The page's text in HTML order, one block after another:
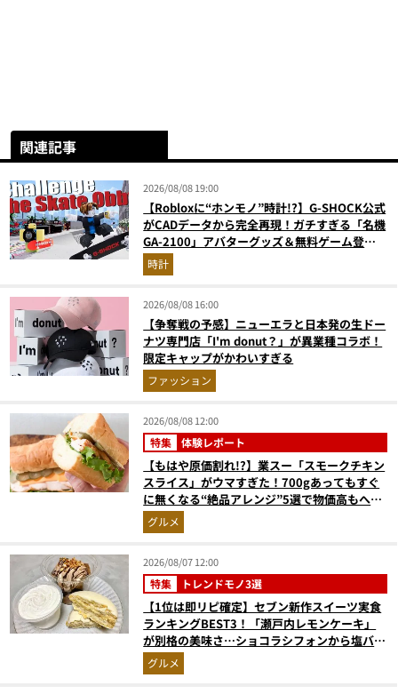
関連記事
2026/08/08 19:00
【Robloxに“ホンモノ”時計!?】G-SHOCK公式
がCADデータから完全再現！ガチすぎる「名機
GA-2100」アバターグッズ＆無料ゲーム登場
が見逃せない
時計
2026/08/08 16:00
【争奪戦の予感】ニューエラと日本発の生ドー
ナツ専門店「I'm donut？」が異業種コラボ！
限定キャップがかわいすぎる
ファッション
2026/08/08 12:00
特集 体験レポート
【もはや原価割れ!?】業スー「スモークチキン
スライス」がウマすぎた！700gあってもすぐ
に無くなる“絶品アレンジ”5選で物価高もへっ
ちゃら
グルメ
2026/08/07 12:00
特集 トレンドモノ3選
【1位は即リピ確定】セブン新作スイーツ実食
ランキングBEST3！「瀬戸内レモンケーキ」
が別格の美味さ…ショコラシフォンから塩バニ
ラプリンまで本気レビュー
グルメ